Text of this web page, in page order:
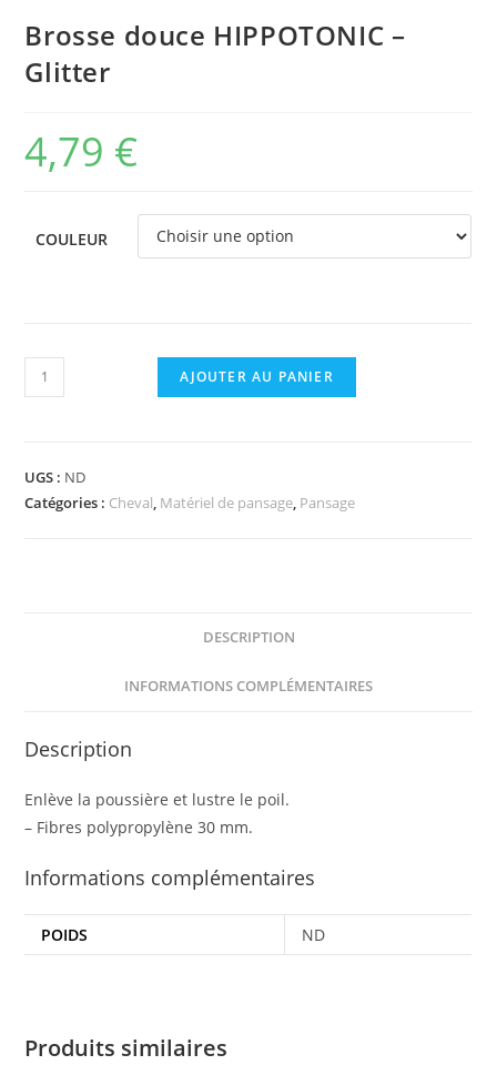
Brosse douce HIPPOTONIC –
Glitter
4,79 €
COULEUR
quantité
de
HIPPOTONIC
-
AJOUTER AU PANIER
UGS : ND
Catégories : Cheval Matériel de pansage Pansage
DESCRIPTION
INFORMATIONS COMPLÉMENTAIRES
Description
Enlève la poussière et lustre le poil.
– Fibres polypropylène 30 mm.
Informations complémentaires
POIDS ND
Produits similaires